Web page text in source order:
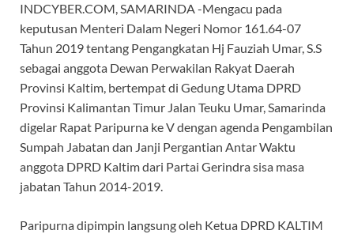
INDCYBER.COM, SAMARINDA -Mengacu pada
keputusan Menteri Dalam Negeri Nomor 161.64-07
Tahun 2019 tentang Pengangkatan Hj Fauziah Umar, S.S
sebagai anggota Dewan Perwakilan Rakyat Daerah
Provinsi Kaltim, bertempat di Gedung Utama DPRD
Provinsi Kalimantan Timur Jalan Teuku Umar, Samarinda
digelar Rapat Paripurna ke V dengan agenda Pengambilan
Sumpah Jabatan dan Janji Pergantian Antar Waktu
anggota DPRD Kaltim dari Partai Gerindra sisa masa
jabatan Tahun 2014-2019.
Paripurna dipimpin langsung oleh Ketua DPRD KALTIM